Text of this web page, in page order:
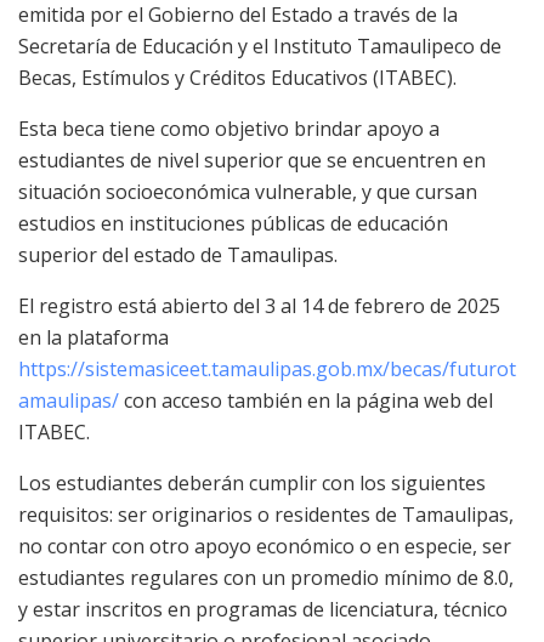
emitida por el Gobierno del Estado a través de la
Secretaría de Educación y el Instituto Tamaulipeco de
Becas, Estímulos y Créditos Educativos (ITABEC).
Esta beca tiene como objetivo brindar apoyo a
estudiantes de nivel superior que se encuentren en
situación socioeconómica vulnerable, y que cursan
estudios en instituciones públicas de educación
superior del estado de Tamaulipas.
El registro está abierto del 3 al 14 de febrero de 2025
en la plataforma
https://sistemasiceet.tamaulipas.gob.mx/becas/futurot
amaulipas/con acceso también en la página web del
ITABEC.
Los estudiantes deberán cumplir con los siguientes
requisitos: ser originarios o residentes de Tamaulipas,
no contar con otro apoyo económico o en especie, ser
estudiantes regulares con un promedio mínimo de 8.0,
y estar inscritos en programas de licenciatura, técnico